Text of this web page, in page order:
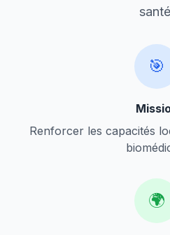
🎯
Renforcer les capacités
🌍